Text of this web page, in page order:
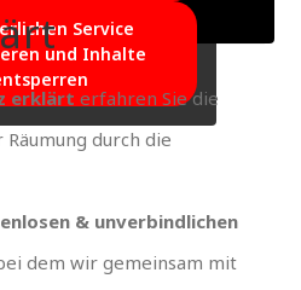
Service
und Inhalte
erklärt erfahren Sie die
durch die
& unverbindlichen
dem wir gemeinsam mit